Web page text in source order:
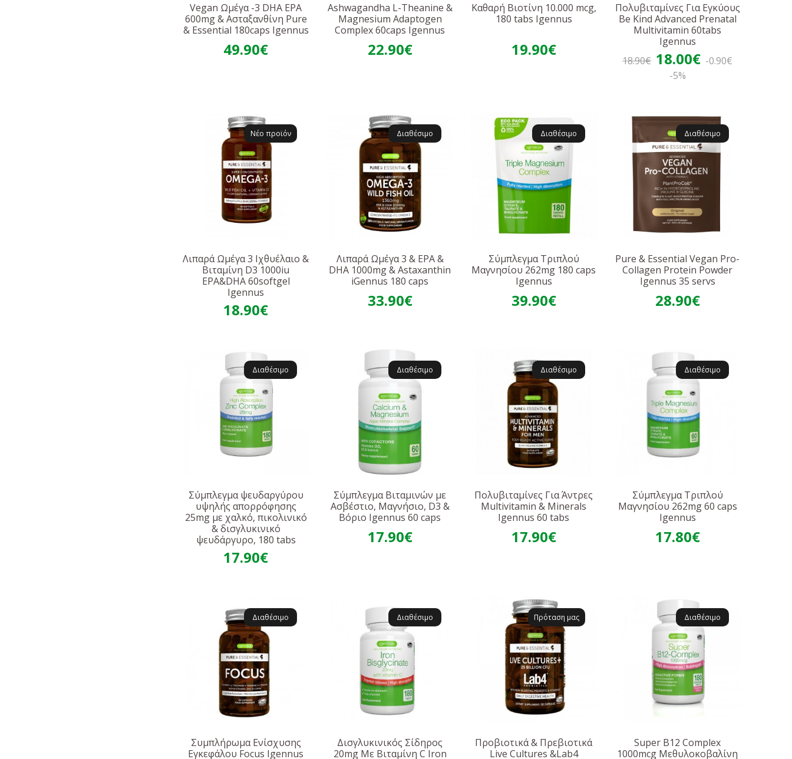
Vegan Ωμέγα -3 DHA EPA
600mg & Ασταξανθίνη Pure
& Essential 180caps Igennus
49.90€
Ashwagandha L-Theanine &
Magnesium Adaptogen
Complex 60caps Igennus
22.90€
Καθαρή Βιοτίνη 10.000 mcg,
180 tabs Igennus
19.90€
Πολυβιταμίνες Για Εγκύους
Be Kind Advanced Prenatal
Multivitamin 60tabs
Igennus
18.90€ 18.00€ -0.90€
-5%
Νέο προϊόν
Λιπαρά Ωμέγα 3 Ιχθυέλαιο &
Βιταμίνη D3 1000iu
EPA&DHA 60softgel
Igennus
18.90€
Διαθέσιμο
Λιπαρά Ωμέγα 3 & EPA &
DHA 1000mg & Astaxanthin
iGennus 180 caps
33.90€
Διαθέσιμο
Σύμπλεγμα Τριπλού
Μαγνησίου 262mg 180 caps
Igennus
39.90€
Διαθέσιμο
Pure & Essential Vegan Pro-
Collagen Protein Powder
Igennus 35 servs
28.90€
Διαθέσιμο
Σύμπλεγμα ψευδαργύρου
υψηλής απορρόφησης
25mg με χαλκό, πικολινικό
& δισγλυκινικό
ψευδάργυρο, 180 tabs
17.90€
Διαθέσιμο
Σύμπλεγμα Βιταμινών με
Ασβέστιο, Μαγνήσιο, D3 &
Βόριο Igennus 60 caps
17.90€
Διαθέσιμο
Πολυβιταμίνες Για Άντρες
Multivitamin & Minerals
Igennus 60 tabs
17.90€
Διαθέσιμο
Σύμπλεγμα Τριπλού
Μαγνησίου 262mg 60 caps
Igennus
17.80€
Διαθέσιμο
Συμπλήρωμα Ενίσχυσης
Εγκεφάλου Focus Igennus
Διαθέσιμο
Δισγλυκινικός Σίδηρος
20mg Με Βιταμίνη C Iron
Πρόταση μας
Προβιοτικά & Πρεβιοτικά
Live Cultures &Lab4
Διαθέσιμο
Super B12 Complex
1000mcg Μεθυλοκοβαλίνη